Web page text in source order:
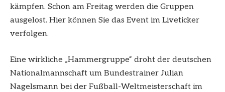
kämpfen. Schon am Freitag werden die Gruppen
ausgelost. Hier können Sie das Event im Liveticker
verfolgen.
Eine wirkliche „Hammergruppe“ droht der deutschen
Nationalmannschaft um Bundestrainer Julian
Nagelsmann bei der Fußball-Weltmeisterschaft im